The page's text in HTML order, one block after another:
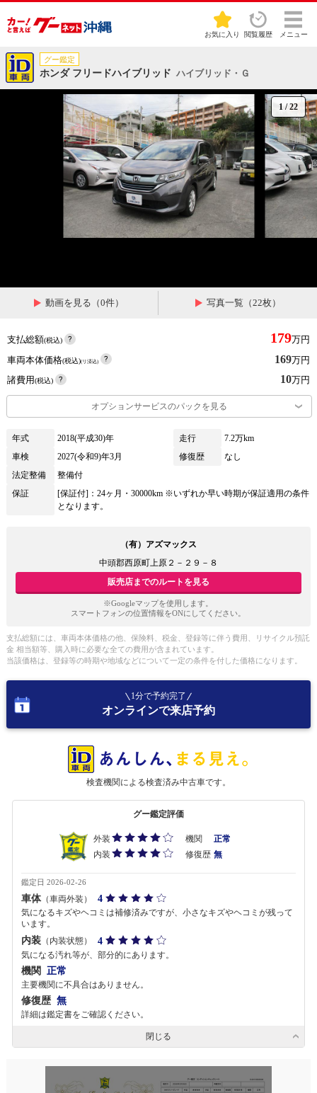
お気に入り 閲覧履歴 メニュー
グー鑑定
ホンダ フリードハイブリッド ハイブリッド・Ｇ
1 /22
動画を見る（0件） 写真一覧（22枚）
支払総額(税込) 179万円
車両本体価格(税込)(リ済込) 169万円
諸費用(税込) 10万円
オプションサービスのパックを見る
年式 2018(平成30)年 走行
7.2万km
車検
2027(令和9)年3月 修復歴
なし
法定整備
整備付
保証
[保証付]：24ヶ月・30000km ※いずれか早い時期が保証適用の条件
となります。
（有）アズマックス
中頭郡西原町上原２－２９－８
販売店までのルートを見る
※Googleマップを使用します。
スマートフォンの位置情報をONにしてください。
支払総額には、車両本体価格の他、保険料、税金、登録等に伴う費用、リサイクル預託
金 相当額等、購入時に必要な全ての費用が含まれています。
当該価格は、登録等の時期や地域などについて一定の条件を付した価格になります。
1分で予約完了
オンラインで来店予約
検査機関による検査済み中古車です。
グー鑑定評価
外装 機関
正常
内装
修復歴 無
鑑定日 2026-02-26
車体（車両外装） 4
気になるキズやヘコミは補修済みですが、小さなキズやヘコミが残って
います。
内装 （内装状態） 4
気になる汚れ等が、部分的にあります。
機関 正常
主要機関に不具合はありません。
修復歴 無
詳細は鑑定書をご確認ください。
閉じる